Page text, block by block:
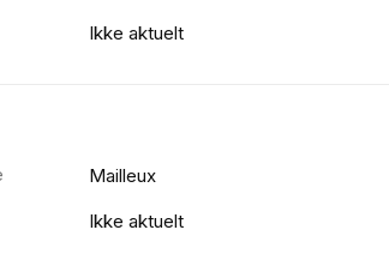
Ikke aktuelt
Mailleux
Ikke aktuelt